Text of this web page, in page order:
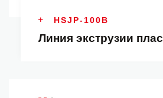
HSJP-100B
Линия экструзии плас